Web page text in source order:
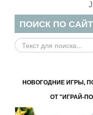
ПОИСК ПО
НОВОГОДНИЕ ИГРЫ,
ОТ "ИГРАЙ-